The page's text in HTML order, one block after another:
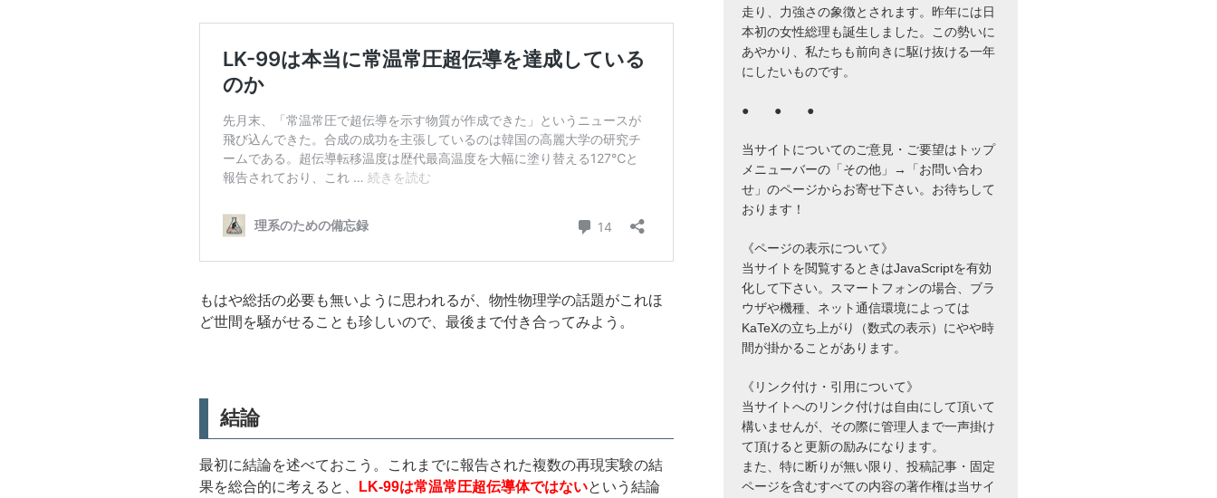
もはや総括の必要も無いように思われるが、物性物理学の話題がこれほ
ど世間を騒がせることも珍しいので、最後まで付き合ってみよう。
結論
最初に結論を述べておこう。これまでに報告された複数の再現実験の結
果を総合的に考えると、
LK-99は常温常圧超伝導体ではないという結論
走り、力強さの象徴とされます。昨年には日
本初の女性総理も誕生しました。この勢いに
あやかり、私たちも前向きに駆け抜ける一年
にしたいものです。
● ● ●
当サイトについてのご意見・ご要望はトップ
メニューバーの「その他」→「お問い合わ
せ」のページからお寄せ下さい。お待ちして
おります！
《ページの表示について》
当サイトを閲覧するときはJavaScriptを有効
化して下さい。スマートフォンの場合、ブラ
ウザや機種、ネット通信環境によっては
KaTeXの立ち上がり（数式の表示）にやや時
間が掛かることがあります。
《リンク付け・引用について》
当サイトへのリンク付けは自由にして頂いて
構いませんが、その際に管理人まで一声掛け
て頂けると更新の励みになります。
また、特に断りが無い限り、投稿記事・固定
ページを含むすべての内容の著作権は当サイ